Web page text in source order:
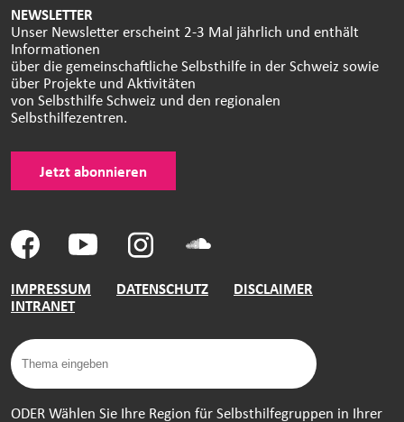
NEWSLETTER
Unser Newsletter erscheint 2-3 Mal jährlich und enthält
Informationen
über die gemeinschaftliche Selbsthilfe in der Schweiz sowie
über Projekte und Aktivitäten
von Selbsthilfe Schweiz und den regionalen
Selbsthilfezentren.
Jetzt abonnieren
IMPRESSUM DATENSCHUTZ
DISCLAIMER
INTRANET
ODER Wählen Sie Ihre Region für Selbsthilfegruppen in Ihrer